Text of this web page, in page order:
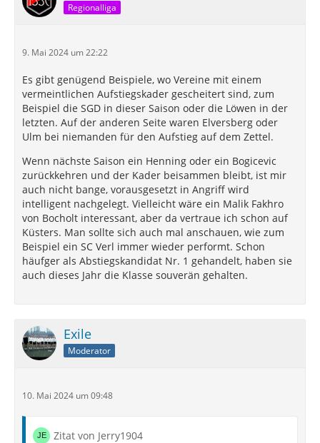
Regionalliga
9. Mai 2024 um 22:22
Es gibt genügend Beispiele, wo Vereine mit einem
vermeintlichen Aufstiegskader gescheitert sind, zum
Beispiel die SGD in dieser Saison oder die Löwen in der
letzten. Auf der anderen Seite waren Elversberg oder
Ulm bei niemanden für den Aufstieg auf dem Zettel.
Wenn nächste Saison ein Henning oder ein Bogicevic
zurückkehren und der Kader beisammen bleibt, ist mir
auch nicht bange, vorausgesetzt in Angriff wird
intelligent nachgelegt. Vielleicht wäre ein Malik Fakhro
von Bocholt interessant, aber da vertraue ich schon auf
Küsters. Man sollte sich auch mal anschauen, wie zum
Beispiel ein SC Verl immer wieder performt. Schon
häufger als Abstiegskandidat Nr. 1 gehandelt, haben sie
auch dieses Jahr die Klasse souverän gehalten.
Exile
Moderator
10. Mai 2024 um 09:48
Zitat von Jerry1904